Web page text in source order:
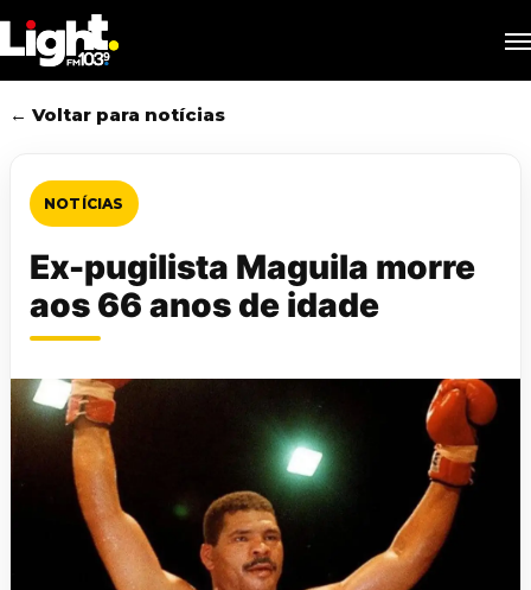
to
main
content
← Voltar para notícias
NOTÍCIAS
Ex-pugilista Maguila morre
aos 66 anos de idade